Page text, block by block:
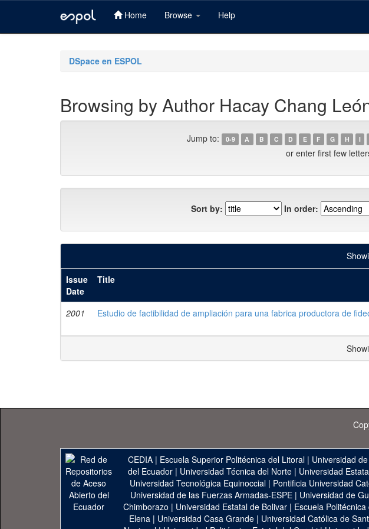
Home Browse Help
DSpace en ESPOL
Browsing by Author Hacay Chang
Jump to: 0-9 A B C D E F G H I
or enter first few
Sort by: In order:
Issue
Date
Title
2001 Estudio de factibilidad de ampliación para una fabrica productora de
CEDIA | Escuela Superior Politécnica del Litoral | Universidad
del Ecuador| Universidad Técnica del Norte| Universidad
Universidad Tecnológica Equinoccial| Pontificia Universidad
Universidad de las Fuerzas Armadas-ESPE | Universidad de
Chimborazo | Universidad Estatal de Bolivar| Escuela
Elena | Universidad Casa Grande | Universidad Católica de